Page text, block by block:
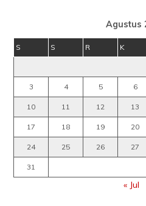
Agustus
S S R K
3 4 5 6
10 11 12 13
17 18 19 20
24 25 26 27
31
« Jul